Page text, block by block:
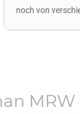
noch von
MRW